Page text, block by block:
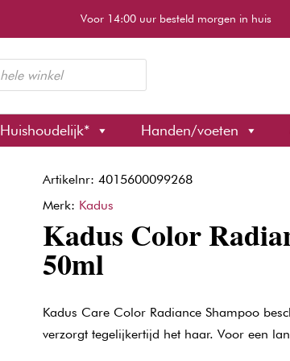
Voor 14:00 uur besteld morgen in huis
Huishoudelijk* Handen/voeten
Artikelnr: 4015600099268
Merk: Kadus
Kadus Color
50ml
Kadus Care Color Radiance Shampoo
verzorgt tegelijkertijd het haar. Voor een